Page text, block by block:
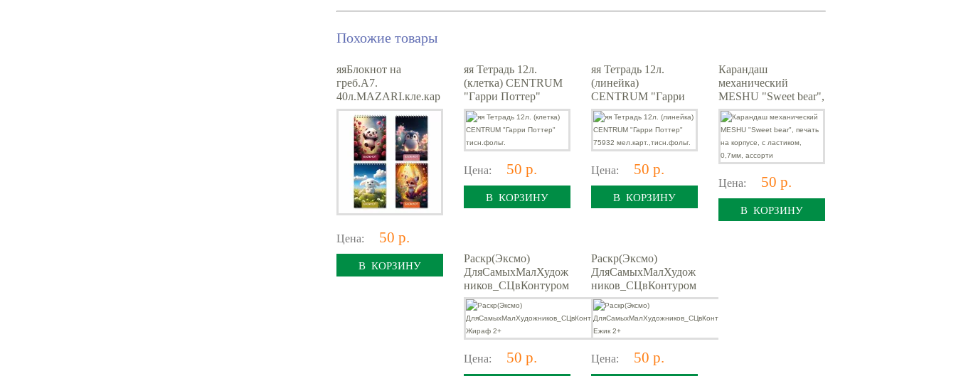
Похожие товары
яяБлокнот на
греб.А7.
40л.MAZARI.кле.кар
т.обл.Веселые
зверята.ассорти
Цена: 50 р.
В КОРЗИНУ
яя Тетрадь 12л.
(клетка) CENTRUM
"Гарри Поттер"
тисн.фольг.
Цена: 50 р.
В КОРЗИНУ
яя Тетрадь 12л.
(линейка)
CENTRUM "Гарри
Поттер" 75932
мел.карт.,тисн.фольг.
Цена: 50 р.
В КОРЗИНУ
Карандаш
механический
MESHU "Sweet bear",
печать на корпусе, с
ластиком, 0,7мм,
ассорти
Цена: 50 р.
В КОРЗИНУ
Раскр(Эксмо)
ДляСамыхМалХудож
ников_СЦвКонтуром
Жираф 2+
Цена: 50 р.
Раскр(Эксмо)
ДляСамыхМалХудож
ников_СЦвКонтуром
Ежик 2+
Цена: 50 р.